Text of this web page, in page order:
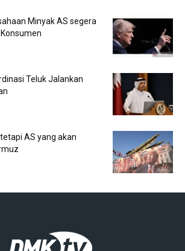
Minyak AS segera
Teluk Jalankan
AS yang akan